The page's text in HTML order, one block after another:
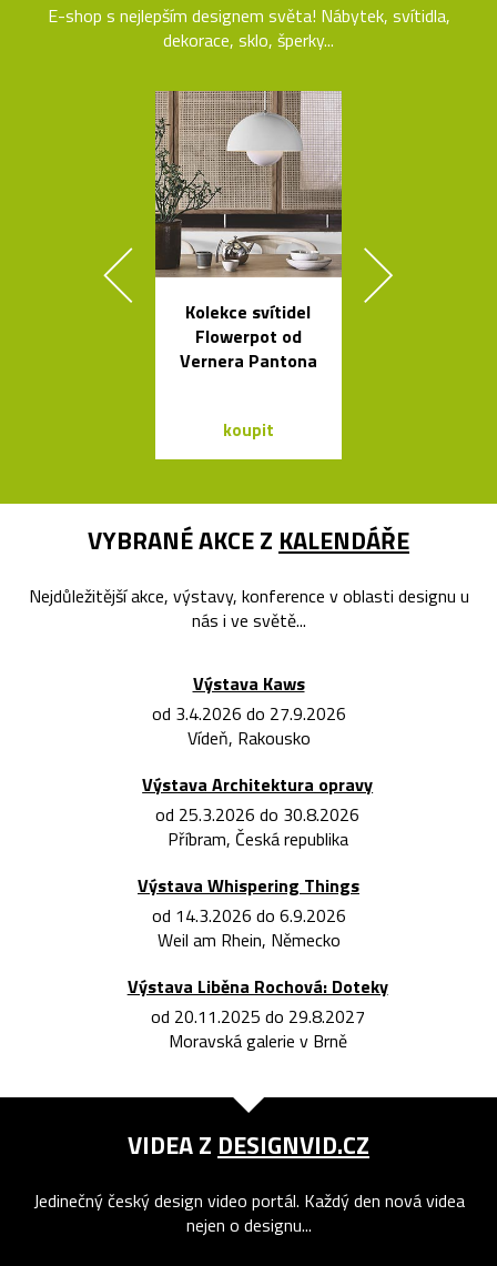
E-shop s nejlepším designem světa! Nábytek, svítidla,
dekorace, sklo, šperky...
Kolekce svítidel
Flowerpot od
Vernera Pantona
koupit
VYBRANÉ AKCE Z KALENDÁŘE
Nejdůležitější akce, výstavy, konference v oblasti designu u
nás i ve světě...
Výstava Kaws
od 3.4.2026 do 27.9.2026
Vídeň, Rakousko
Výstava Architektura opravy
od 25.3.2026 do 30.8.2026
Příbram, Česká republika
Výstava Whispering Things
od 14.3.2026 do 6.9.2026
Weil am Rhein, Německo
Výstava Liběna Rochová: Doteky
od 20.11.2025 do 29.8.2027
Moravská galerie v Brně
VIDEA Z DESIGNVID.CZ
Jedinečný český design video portál. Každý den nová videa
nejen o designu...